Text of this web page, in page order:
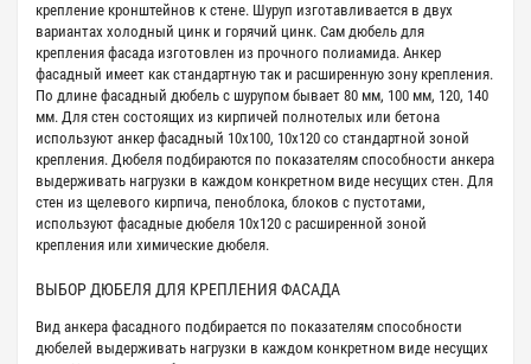
крепление кронштейнов к стене. Шуруп изготавливается в двух
вариантах холодный цинк и горячий цинк. Сам дюбель для
крепления фасада изготовлен из прочного полиамида. Анкер
фасадный имеет как стандартную так и расширенную зону крепления.
По длине фасадный дюбель с шурупом бывает 80 мм, 100 мм, 120, 140
мм. Для стен состоящих из кирпичей полнотелых или бетона
используют анкер фасадный 10х100, 10х120 со стандартной зоной
крепления. Дюбеля подбираются по показателям способности анкера
выдерживать нагрузки в каждом конкретном виде несущих стен. Для
стен из щелевого кирпича, пеноблока, блоков с пустотами,
используют фасадные дюбеля 10х120 с расширенной зоной
крепления или химические дюбеля.
ВЫБОР ДЮБЕЛЯ ДЛЯ КРЕПЛЕНИЯ ФАСАДА
Вид анкера фасадного подбирается по показателям способности
дюбелей выдерживать нагрузки в каждом конкретном виде несущих